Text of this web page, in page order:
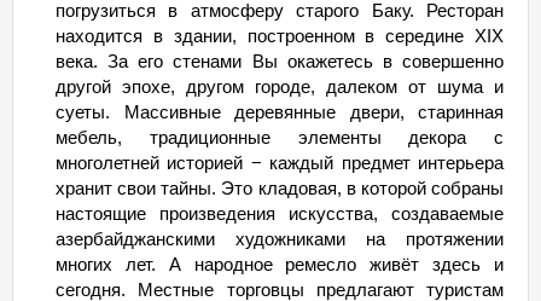
погрузиться в атмосферу старого Баку. Ресторан
находится в здании, построенном в середине XIX
века. За его стенами Вы окажетесь в совершенно
другой эпохе, другом городе, далеком от шума и
суеты. Массивные деревянные двери, старинная
мебель, традиционные элементы декора с
многолетней историей − каждый предмет интерьера
хранит свои тайны. Это кладовая, в которой собраны
настоящие произведения искусства, создаваемые
азербайджанскими художниками на протяжении
многих лет. А народное ремесло живёт здесь и
сегодня. Местные торговцы предлагают туристам